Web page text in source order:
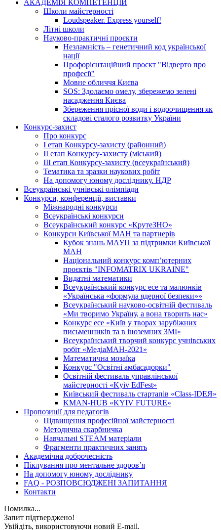
АКАДЕМІЯ КОМПЕТЕНЦІЙ
Школи майстерності
Loudspeaker. Express yourself!
Літні школи
Науково-практичні проєкти
Незламність – генетичний код української
нації
Профорієнтаційний проєкт "Відверто про
професії"
Мовне обличчя Києва
SOS: Здолаємо омелу, збережемо зелені
насадження Києва
Збереження прісної води і водоочищення як
складові сталого розвитку України
Конкурс-захист
Про конкурс
І етап Конкурсу-захисту (районний)
ІІ етап Конкурсу-захисту (міський)
ІІІ етап Конкурсу-захисту (всеукраїнський)
Тематика та зразки наукових робіт
На допомогу юному досліднику. НДР
Всеукраїнські учнівські олімпіади
Конкурси, конференції, виставки
Міжнародні конкурси
Всеукраїнські конкурси
Всеукраїнський конкурс «КрутеЗНО»
Конкурси Київської МАН та партнерів
Кубок знань МАУП за підтримки Київської
МАН
Національний конкурс комп’ютерних
проєктів "INFOMATRIX UKRAINE"
Видатні математики
Всеукраїнський конкурс есе та малюнків
«Українська «формула ядерної безпеки»»
Всеукраїнський науково-освітній фестиваль
«Ми творимо Україну, а вона творить нас»
Конкурс есе «Київ у творах зарубіжних
письменників та в іноземних ЗМІ»
Всеукраїнський творчий конкурс учнівських
робіт «МедіаМАН-2021»
Математична мозаїка
Конкурс "Освітні амбасадорки"
Освітній фестиваль управлінської
майстерності «Kyiv EdFest»
Київський фестиваль стартапів «Class-IDEЯ»
KMAN-HUB «KYIV FUTURE»
Пропозиції для педагогів
Підвищення професійної майстерності
Методична скарбничка
Навчальні STEAM матеріали
Фрагменти практичних занять
Академічна доброчесність
Піклування про ментальне здоровʼя
На допомогу юному досліднику
FAQ - РОЗПОВСЮДЖЕНІ ЗАПИТАННЯ
Контакти
Помилка...
Запит підтверджено!
Увійдіть, використовуючи новий E-mail.